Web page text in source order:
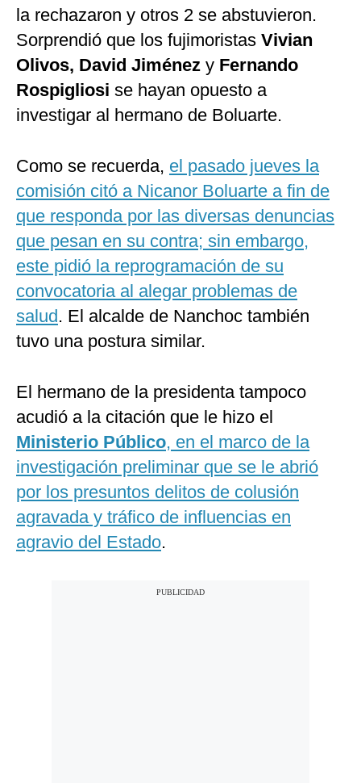
la rechazaron y otros 2 se abstuvieron.
Sorprendió que los fujimoristas Vivian
Olivos, David Jiménez y Fernando
Rospigliosi se hayan opuesto a
investigar al hermano de Boluarte.
Como se recuerda, el pasado jueves la
comisión citó a Nicanor Boluarte a fin de
que responda por las diversas denuncias
que pesan en su contra; sin embargo,
este pidió la reprogramación de su
convocatoria al alegar problemas de
salud. El alcalde de Nanchoc también
tuvo una postura similar.
El hermano de la presidenta tampoco
acudió a la citación que le hizo el
Ministerio Público, en el marco de la
investigación preliminar que se le abrió
por los presuntos delitos de colusión
agravada y tráfico de influencias en
agravio del Estado.